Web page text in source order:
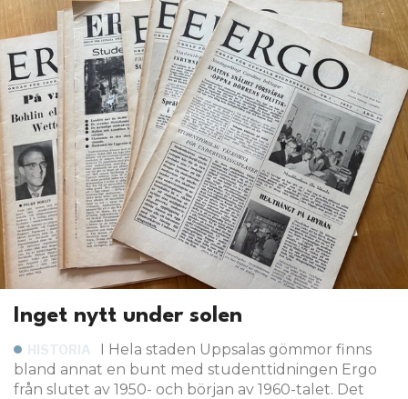
Inget nytt under solen
HISTORIA
I Hela staden Uppsalas gömmor finns
bland annat en bunt med studenttidningen Ergo
från slutet av 1950- och början av 1960-talet. Det